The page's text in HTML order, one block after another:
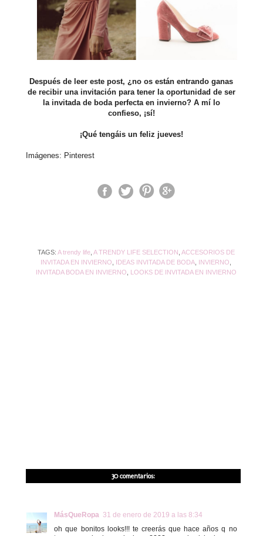
Después de leer este post, ¿no os están entrando ganas
de recibir una invitación para tener la oportunidad de ser
la invitada de boda perfecta en invierno? A mí lo
confieso, ¡sí!
¡Qué tengáis un feliz jueves!
Imágenes: Pinterest
TAGS: A trendy life, A TRENDY LIFE SELECTION , ACCESORIOS DE
INVITADA EN INVIERNO, IDEAS INVITADA DE BODA, INVIERNO,
INVITADA BODA EN INVIERNO, LOOKS DE INVITADA EN INVIERNO
30 comentarios:
MásQueRopa 31 de enero de 2019 a las 8:34
oh que bonitos looks!!! te creerás que hace años q no